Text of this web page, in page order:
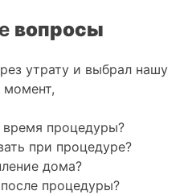
вопросы
утрату и выбрал нашу
процедуры?
при процедуре?
дома?
процедуры?